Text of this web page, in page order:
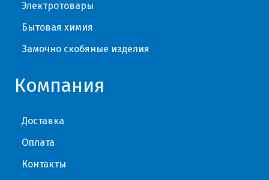
Электротовары
Бытовая химия
Замочно скобяные изделия
Компания
Доставка
Оплата
Контакты